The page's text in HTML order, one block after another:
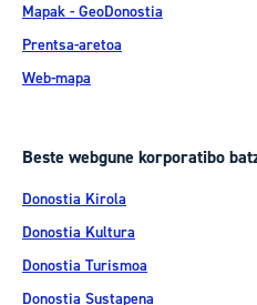
Mapak - GeoDonostia
Prentsa-aretoa
Web-mapa
Beste webgune korporatibo
Donostia Kirola
Donostia Kultura
Donostia Turismoa
Donostia Sustapena